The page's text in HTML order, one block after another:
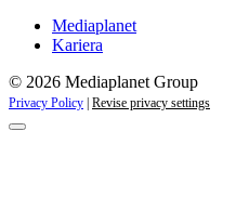
Mediaplanet
Kariera
© 2026 Mediaplanet Group
Privacy Policy | Revise privacy settings